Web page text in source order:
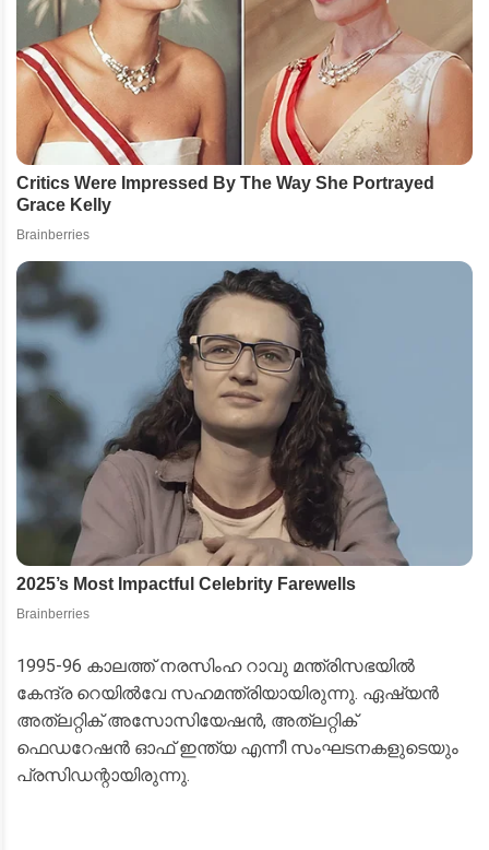
1995-96 കാലത്ത് നരസിംഹ റാവു മന്ത്രിസഭയിൽ
കേന്ദ്ര റെയിൽവേ സഹമന്ത്രിയായിരുന്നു. ഏഷ്യൻ
അത്‌ലറ്റിക് അസോസിയേഷൻ, അത്‌ലറ്റിക്
ഫെഡറേഷൻ ഓഫ് ഇന്ത്യ എന്നീ സംഘടനകളുടെയും
പ്രസിഡന്റായിരുന്നു.